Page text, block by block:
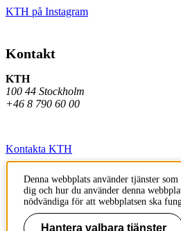
KTH på Instagram
Kontakt
KTH
100 44 Stockholm
+46 8 790 60 00
Kontakta KTH
Jobba på KTH
Press och media
Faktura och betalning KTH
Denna webbplats använder tjänster
dig och hur du använder denna
nödvändiga för att webbplatsen ska
Hantera valbara tjänster